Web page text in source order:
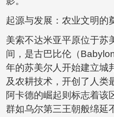
起源与发展：农业文明的
美索不达米亚平原位于苏
间，是古巴比伦（
年的苏美尔人开始建立城
及农耕技术，开创了人类
阿卡德的崛起则标志着该
群如乌尔第三王朝般绵延